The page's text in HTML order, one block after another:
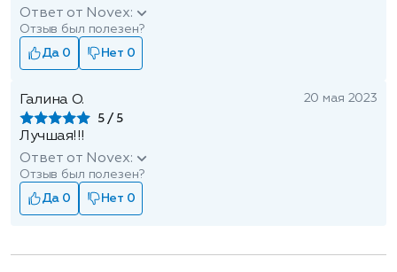
Ответ от Novex:
Отзыв был полезен?
Да 0
Нет 0
Галина О.
5
20 мая 2023
Лучшая!!!
Ответ от Novex:
Отзыв был полезен?
Да 0
Нет 0